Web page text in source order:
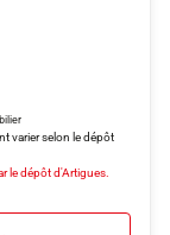
varier selon le dépôt
le dépôt d'Artigues.